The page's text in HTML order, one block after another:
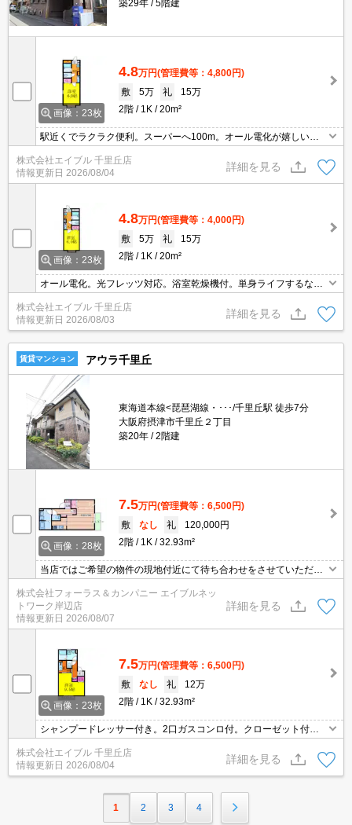
築29年
5階建
画像：23枚
4.8万円(管理費等：4,800円)
敷
5万 礼
15万
2階
1K 20m²
駅近くでラクラク便利。スーパーへ100m。オール電化が嬉しいで
すね。
株式会社エイブル 千里丘店
情報更新日 2026/08/04
詳細を見る
画像：23枚
4.8万円(管理費等：4,000円)
敷
5万 礼
15万
2階
1K 20m²
オール電化。光フレッツ対応。浴室乾燥機付。単身ライフするなら
ココ！！。新入学生・新社会人の方必見!。
株式会社エイブル 千里丘店
情報更新日 2026/08/03
詳細を見る
賃貸マンション アウラ千里丘
東海道本線<琵琶湖線・･･･/千里丘駅 徒歩7分
大阪府摂津市千里丘２丁目
築20年
2階建
画像：28枚
7.5万円(管理費等：6,500円)
敷
なし 礼
120,000円
2階
1K 32.93m²
当店ではご希望の物件の現地付近にて待ち合わせをさせていただき
ご内覧いただくサービスや、主要駅までのお迎えサービスも実施中
です。詳しくは当店 「０１２０－９６７－０９９」にお気軽にお問
合せ下さい♪
株式会社フォーラス＆カンパニー エイブルネッ
トワーク岸辺店
情報更新日 2026/08/07
詳細を見る
画像：23枚
7.5万円(管理費等：6,500円)
敷
なし 礼
12万
2階
1K 32.93m²
シャンプードレッサー付き。2口ガスコンロ付。クローゼット付。
エアコン付き。システムキッチンをお好みの方に。ぜひお問い合わ
せください!。
株式会社エイブル 千里丘店
情報更新日 2026/08/04
詳細を見る
1 2 3 4